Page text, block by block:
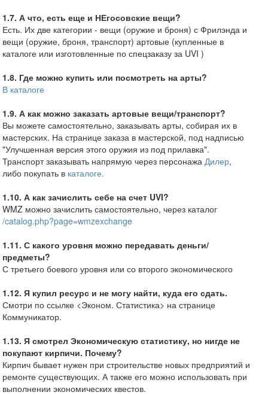
1.7. А что, есть еще и НЕгосовские вещи?
Есть. Их две категории - вещи (оружие и броня) с Фрилэнда и
вещи (оружие, броня, транспорт) артовые (купленные в
каталоге или изготовленные по спецзаказу за UVI )
1.8. Где можно купить или посмотреть на арты?
В каталоге
1.9. А как можно заказать артовые вещи/транспорт?
Вы можете самостоятельно, заказывать арты, собирая их в
мастерских. На странице заказа в мастерской, под надписью
"Улучшенная версия этого оружия из под прилавка".
Транспорт заказывать напрямую через персонажа Дилер,
либо покупать в каталоге.
1.10. А как зачислить себе на счет UVI?
WMZ можно зачислить самостоятельно, через каталог
/catalog.php?page=wmzexchange
1.11. С какого уровня можно передавать деньги/
предметы?
С третьего боевого уровня или со второго экономического
1.12. Я купил ресурс и не могу найти, куда его сдать.
Смотри по ссылке <Эконом. Статистика> на странице
Коммуникатор.
1.13. Я смотрел Экономическую статистику, но нигде не
покупают кирпичи. Почему?
Кирпич бывает нужен при строительстве новых предприятий и
ремонте существующих. А также его можно использовать при
выполнении экономических квестов.